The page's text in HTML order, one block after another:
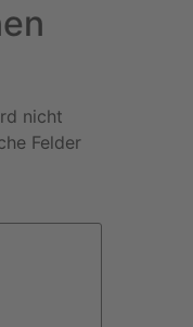
nicht
Felder